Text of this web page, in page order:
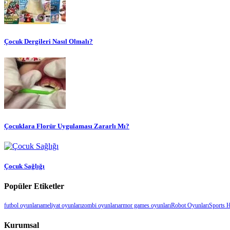
Çocuk Dergileri Nasıl Olmalı?
Çocuklara Florür Uygulaması Zararlı Mı?
Çocuk Sağlığı
Popüler Etiketler
futbol oyunlarıameliyat oyunlarızombi oyunlarıarmor games oyunlarıRobot OyunlarıSports
Kurumsal